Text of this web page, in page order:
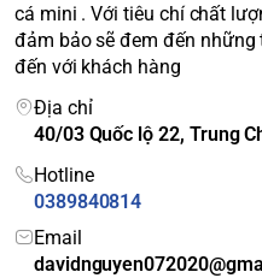
cá mini . Với tiêu chí chất
đảm bảo sẽ đem đến
đến với khách hàng
Địa chỉ
40/03 Quốc lộ 22, Trung
Hotline
0389840814
Email